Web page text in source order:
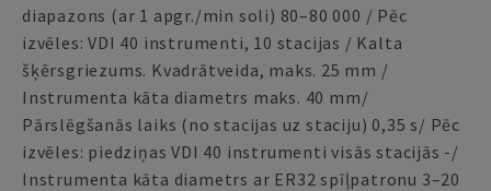
diapazons (ar 1 apgr./min soli) 80–80 000 / Pēc
izvēles: VDI 40 instrumenti, 10 stacijas / Kalta
šķērsgriezums. Kvadrātveida, maks. 25 mm /
Instrumenta kāta diametrs maks. 40 mm/
Pārslēgšanās laiks (no stacijas uz staciju) 0,35 s/ Pēc
izvēles: piedziņas VDI 40 instrumenti visās stacijās -/
Instrumenta kāta diametrs ar ER32 spīļpatronu 3–20